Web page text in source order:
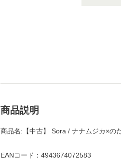
商品説明
商品名:【中古】 Sora / ナナムジカ×の
EANコード：4943674072583